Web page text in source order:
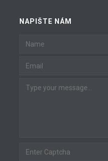
NAPIŠTE NÁM